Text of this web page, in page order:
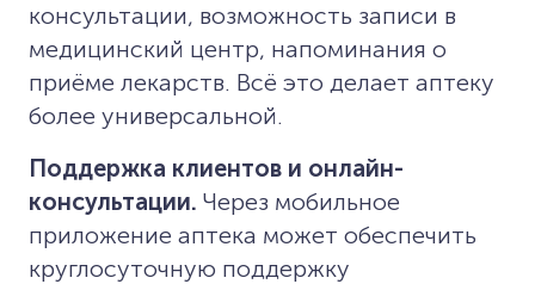
консультации, возможность записи в
медицинский центр, напоминания о
приёме лекарств. Всё это делает аптеку
более универсальной.
Поддержка клиентов и онлайн-
консультации. Через мобильное
приложение аптека может обеспечить
круглосуточную поддержку